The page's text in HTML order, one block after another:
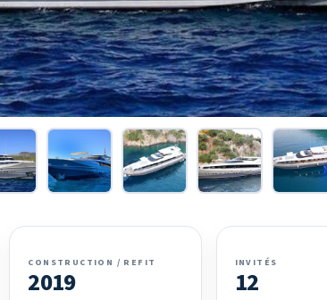
CONSTRUCTION / REFIT
2019
INVITÉS
12